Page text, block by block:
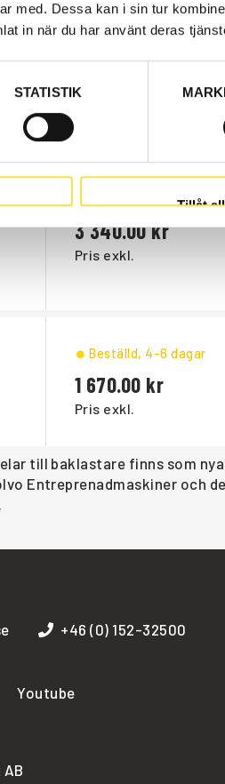
med. Dessa kan i sin tur
in när du har använt deras
STATISTIK
Tillåt
Pris exkl.
3 340.00
Beställningsvara,
Pris exkl.
1 670.00
Beställd, 4-6 dagar
till baklastare finns som
Entreprenadmaskiner och
+46 (0) 152-32500
Youtube